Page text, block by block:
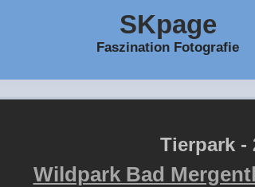
SKpage
Faszination Fotografie
Tierpark -
Wildpark Bad